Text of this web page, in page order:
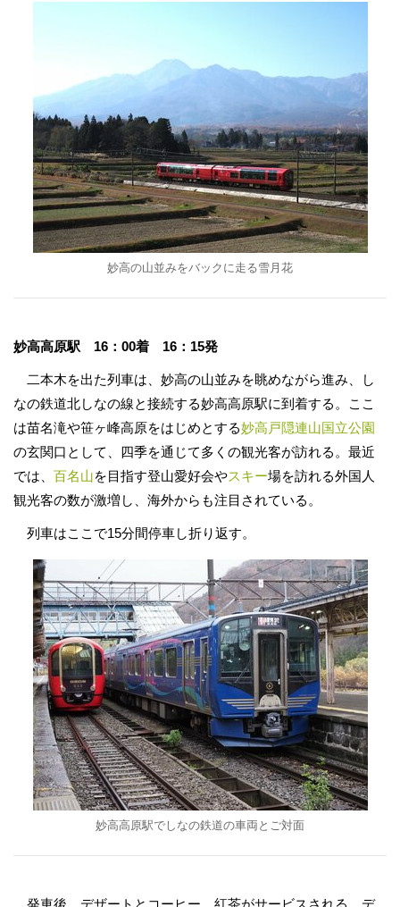
妙高の山並みをバックに走る雪月花
妙高高原駅 16：00着 16：15発
二本木を出た列車は、妙高の山並みを眺めながら進み、し
なの鉄道北しなの線と接続する妙高高原駅に到着する。ここ
は苗名滝や笹ヶ峰高原をはじめとする妙高戸隠連山国立公園
の玄関口として、四季を通じて多くの観光客が訪れる。最近
では、 百名山を目指す登山愛好会やスキー場を訪れる外国人
観光客の数が激増し、海外からも注目されている。
列車はここで15分間停車し折り返す。
妙高高原駅でしなの鉄道の車両とご対面
発車後、デザートとコーヒー、紅茶がサービスされる。デ